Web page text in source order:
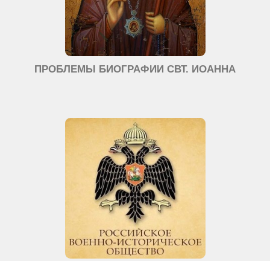
ПРОБЛЕМЫ БИОГРАФИИ СВТ. ИОАННА